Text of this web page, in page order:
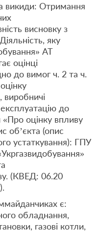
викиди: Отримання
висновку з
яку
АТ
оцінці
до вимог ч. 2 та ч.
виробничі
до
«Про оцінку впливу
об’єкта (опис
устаткування): ГПУ
(КВЕД: 06.20
є:
обладнання,
газові котли,